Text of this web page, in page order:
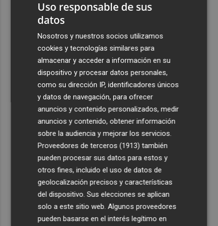
Uso responsable de sus
datos
Nosotros y nuestros socios utilizamos
cookies y tecnologías similares para
almacenar y acceder a información en su
dispositivo y procesar datos personales,
como su dirección IP, identificadores únicos
y datos de navegación, para ofrecer
anuncios y contenido personalizados, medir
anuncios y contenido, obtener información
sobre la audiencia y mejorar los servicios.
Proveedores de terceros (1913) también
pueden procesar sus datos para estos y
otros fines, incluido el uso de datos de
geolocalización precisos y características
del dispositivo. Sus elecciones se aplican
solo a este sitio web. Algunos proveedores
pueden basarse en el interés legítimo en